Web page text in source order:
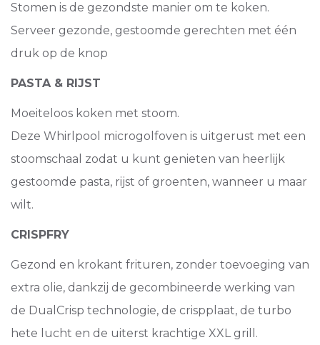
Stomen is de gezondste manier om te koken.
Serveer gezonde, gestoomde gerechten met één
druk op de knop
PASTA & RIJST
Moeiteloos koken met stoom.
Deze Whirlpool microgolfoven is uitgerust met een
stoomschaal zodat u kunt genieten van heerlijk
gestoomde pasta, rijst of groenten, wanneer u maar
wilt.
CRISPFRY
Gezond en krokant frituren, zonder toevoeging van
extra olie, dankzij de gecombineerde werking van
de DualCrisp technologie, de crispplaat, de turbo
hete lucht en de uiterst krachtige XXL grill.